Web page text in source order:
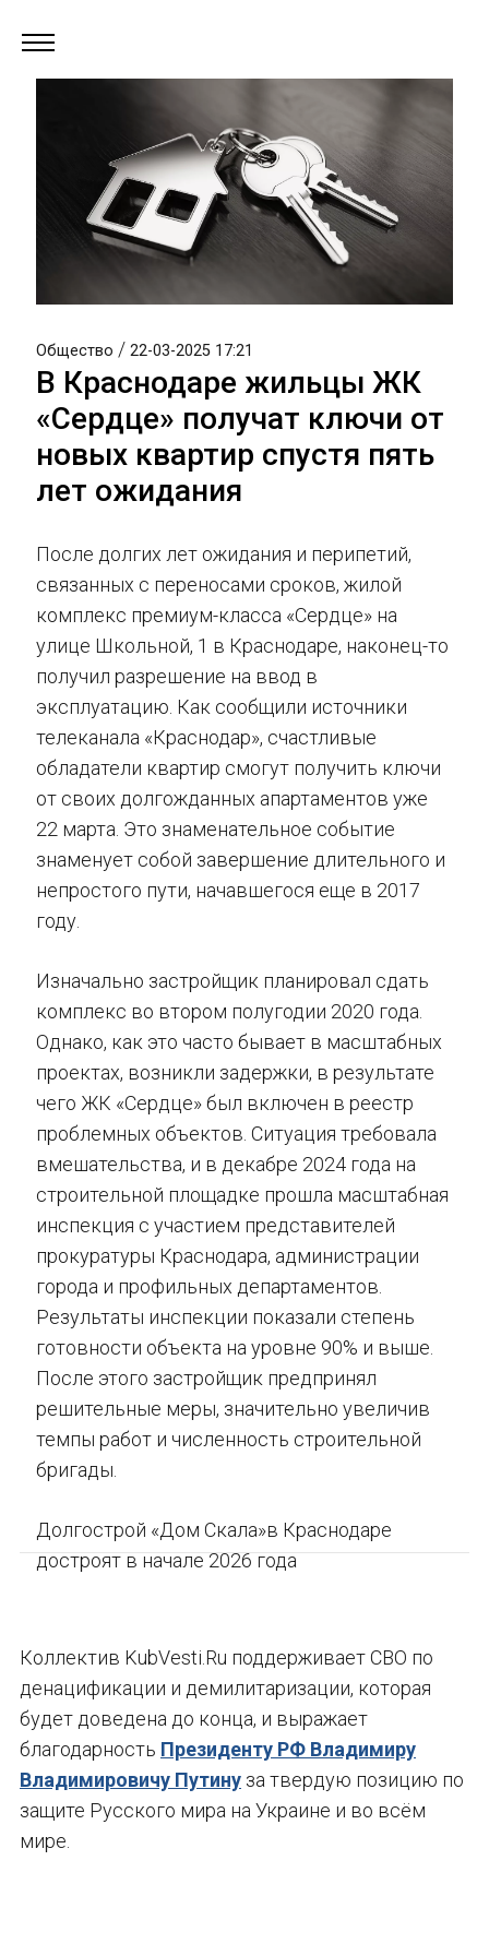
Общество / 22-03-2025 17:21
В Краснодаре жильцы ЖК
«Сердце» получат ключи от
новых квартир спустя пять
лет ожидания
После долгих лет ожидания и перипетий,
связанных с переносами сроков, жилой
комплекс премиум-класса «Сердце» на
улице Школьной, 1 в Краснодаре, наконец-то
получил разрешение на ввод в
эксплуатацию. Как сообщили источники
телеканала «Краснодар», счастливые
обладатели квартир смогут получить ключи
от своих долгожданных апартаментов уже
22 марта. Это знаменательное событие
знаменует собой завершение длительного и
непростого пути, начавшегося еще в 2017
году.
Изначально застройщик планировал сдать
комплекс во втором полугодии 2020 года.
Однако, как это часто бывает в масштабных
проектах, возникли задержки, в результате
чего ЖК «Сердце» был включен в реестр
проблемных объектов. Ситуация требовала
вмешательства, и в декабре 2024 года на
строительной площадке прошла масштабная
инспекция с участием представителей
прокуратуры Краснодара, администрации
города и профильных департаментов.
Результаты инспекции показали степень
готовности объекта на уровне 90% и выше.
После этого застройщик предпринял
решительные меры, значительно увеличив
темпы работ и численность строительной
бригады.
Долгострой «Дом Скала»в Краснодаре
достроят в начале 2026 года
Коллектив KubVesti.Ru поддерживает СВО по
денацификации и демилитаризации, которая
будет доведена до конца, и выражает
благодарность Президенту РФ Владимиру
Владимировичу Путину за твердую позицию по
защите Русского мира на Украине и во всём
мире.